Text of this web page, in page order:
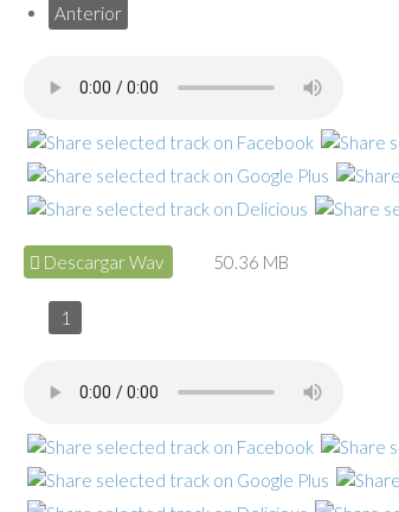
Descargar Wav 50.36 MB
Anterior
1